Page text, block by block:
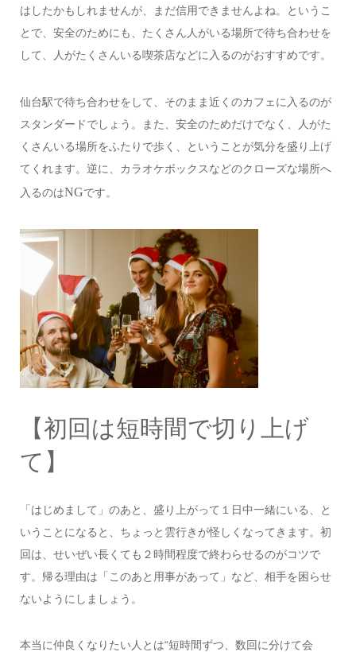
はしたかもしれませんが、まだ信用できませんよね。というこ
とで、安全のためにも、たくさん人がいる場所で待ち合わせを
して、人がたくさんいる喫茶店などに入るのがおすすめです。
仙台駅で待ち合わせをして、そのまま近くのカフェに入るのが
スタンダードでしょう。また、安全のためだけでなく、人がた
くさんいる場所をふたりで歩く、ということが気分を盛り上げ
てくれます。逆に、カラオケボックスなどのクローズな場所へ
入るのはNGです。
【初回は短時間で切り上げ
て】
「はじめまして」のあと、盛り上がって１日中一緒にいる、と
いうことになると、ちょっと雲行きが怪しくなってきます。初
回は、せいぜい長くても２時間程度で終わらせるのがコツで
す。帰る理由は「このあと用事があって」など、相手を困らせ
ないようにしましょう。
本当に仲良くなりたい人とは“短時間ずつ、数回に分けて会